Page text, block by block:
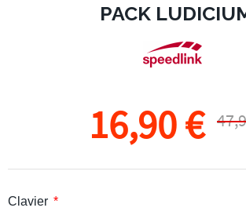
PACK
16,90 €
Clavier